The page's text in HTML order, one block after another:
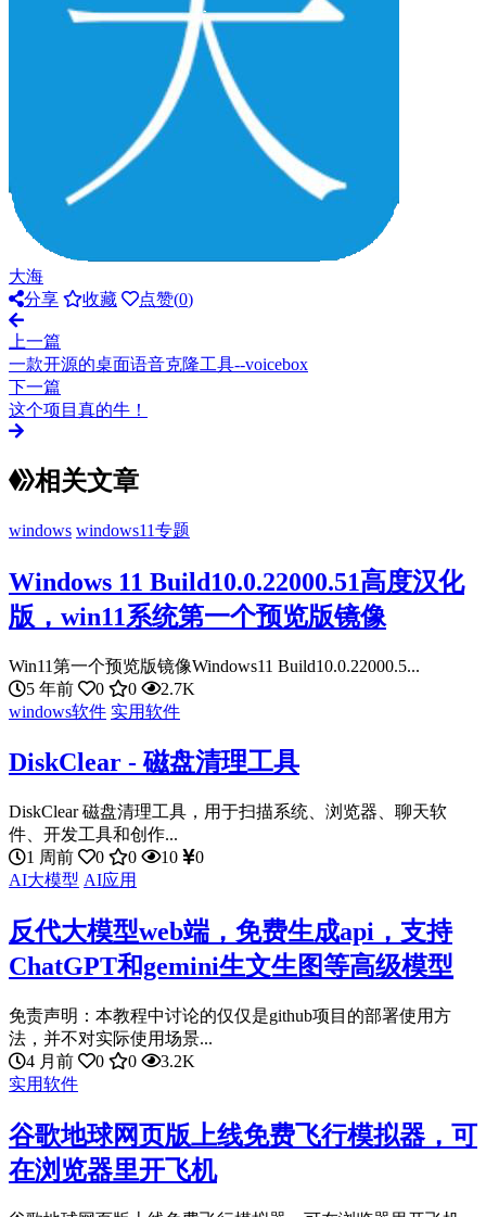
大海
分享
收藏 点赞(0)
上一篇
一款开源的桌面语音克隆工具--voicebox
下一篇
这个项目真的牛！
相关文章
windows windows11专题
Windows 11 Build10.0.22000.51高度汉化
版，win11系统第一个预览版镜像
Win11第一个预览版镜像Windows11 Build10.0.22000.5...
5 年前
0 0
2.7K
windows软件 实用软件
DiskClear - 磁盘清理工具
DiskClear 磁盘清理工具，用于扫描系统、浏览器、聊天软
件、开发工具和创作...
1 周前
0 0 10
0
AI大模型 AI应用
反代大模型web端，免费生成api，支持
ChatGPT和gemini生文生图等高级模型
免责声明：本教程中讨论的仅仅是github项目的部署使用方
法，并不对实际使用场景...
4 月前
0 0
3.2K
实用软件
谷歌地球网页版上线免费飞行模拟器，可
在浏览器里开飞机